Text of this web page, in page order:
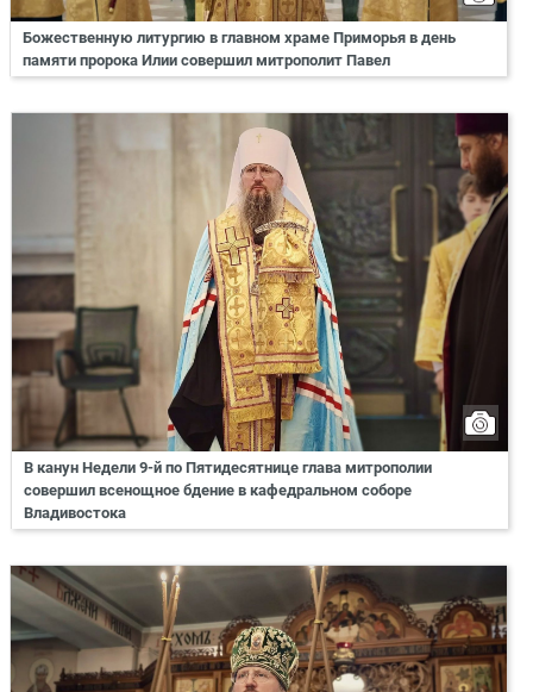
Божественную литургию в главном храме Приморья в день
памяти пророка Илии совершил митрополит Павел
В канун Недели 9-й по Пятидесятнице глава митрополии
совершил всенощное бдение в кафедральном соборе
Владивостока